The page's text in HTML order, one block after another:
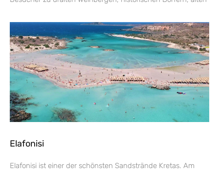
Elafonisi
Elafonisi ist einer der schönsten Sandstrände Kretas. Am